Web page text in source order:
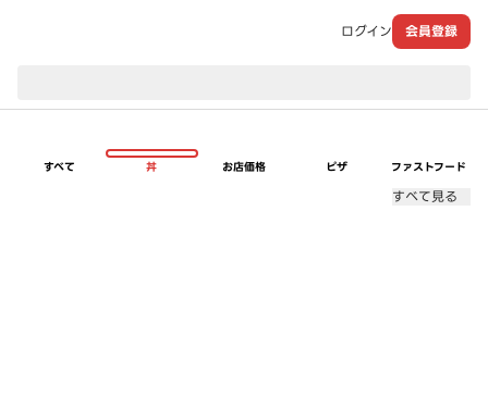
ログイン 会員登録
すべて 丼 お店価格 ピザ ファストフード
すべて見る